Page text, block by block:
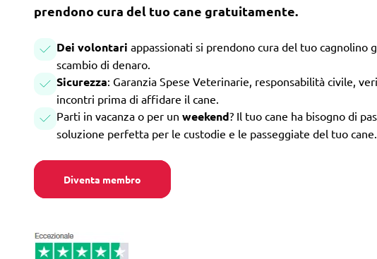
prendono cura del tuo cane gratuitamente.
Dei volontari appassionati si prendono cura del tuo
scambio di denaro.
Sicurezza: Garanzia Spese Veterinarie, responsabilità civile,
incontri prima di affidare il cane.
Parti in vacanza o per un weekend? Il tuo cane ha bisogno di
soluzione perfetta per le custodie e le passeggiate del tuo cane.
Diventa membro